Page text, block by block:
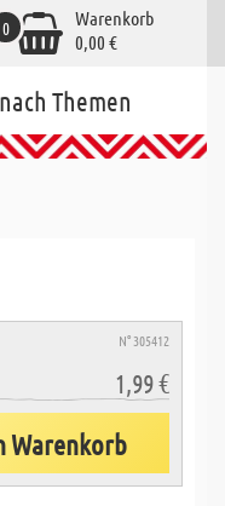
Warenkorb
0,00 €
0
Themen
N° 305412
1,99 €
Warenkorb